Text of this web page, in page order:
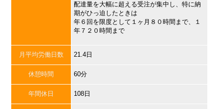
配達量を大幅に超える受注が集中し、特に納
期がひっ迫したときは
年６回を限度として１ヶ月８０時間まで、１
年７２０時間まで
月平均労働日数 21.4日
休憩時間 60分
年間休日 108日